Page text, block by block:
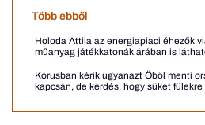
Több ebből
Holoda Attila az energiapiaci éhezők
műanyag játékkatonák árában is
Kórusban kérik ugyanazt Öböl menti
kapcsán, de kérdés, hogy süket